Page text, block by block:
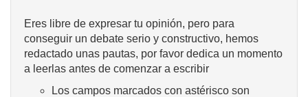
Eres libre de expresar tu opinión, pero para
conseguir un debate serio y constructivo, hemos
redactado unas pautas, por favor dedica un momento
a leerlas antes de comenzar a escribir
Los campos marcados con astérisco son